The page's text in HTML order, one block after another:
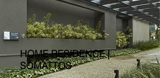
HOME RESIDENCE |
SOMATTOS